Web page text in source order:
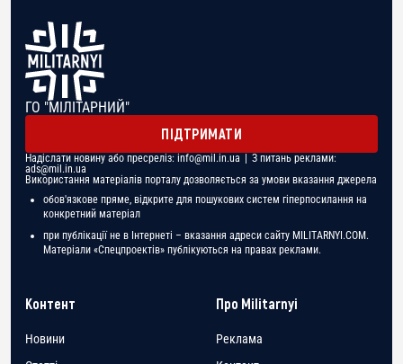
ГО "МІЛІТАРНИЙ"
ПІДТРИМАТИ
Надіслати новину або пресреліз: info@mil.in.ua | З питань реклами:
ads@mil.in.ua
Використання матеріалів порталу дозволяється за умови вказання джерела
обов'язкове пряме, відкрите для пошукових систем гіперпосилання на
конкретний матеріал
при публікації не в Інтернеті – вказання адреси сайту MILITARNYI.COM.
Матеріали «Спецпроектів» публікуються на правах реклами.
Контент
Новини
Про Militarnyi
Реклама